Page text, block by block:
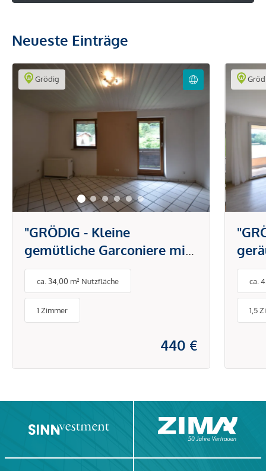
Neueste Einträge
Grödig
"GRÖDIG - Kleine
gemütliche Garconiere mit
Balkon und Grünruhelage"
ca. 34,00 m² Nutzfläche
1 Zimmer
440 €
mit
ca.
1,5